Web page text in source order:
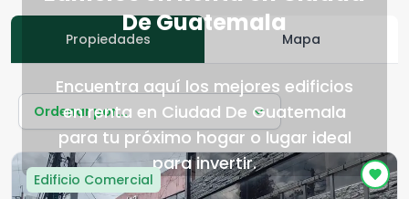
De Guatemala
Encuentra aquí los mejores edificios
en renta en Ciudad De Guatemala
para tu próximo hogar o lugar ideal
para invertir.
Propiedades Mapa
Ordenar por...
Edificio Comercial